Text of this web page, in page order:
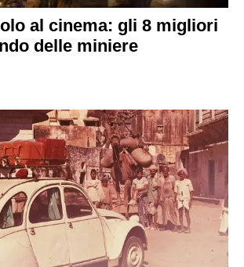
al cinema: gli 8 migliori
delle miniere